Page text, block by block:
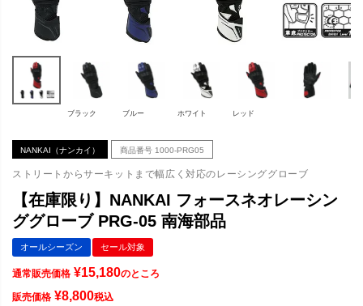
ブラック ブルー ホワイト レッド
NANKAI（ナンカイ） 商品番号 1000-PRG05
ストリートからサーキットまで幅広く対応のレーシンググローブ
【在庫限り】NANKAI フォースネオレーシン
ググローブ PRG-05 南海部品
オールシーズン セール対象
通常販売価格 ¥15,180のところ
販売価格 ¥8,800税込